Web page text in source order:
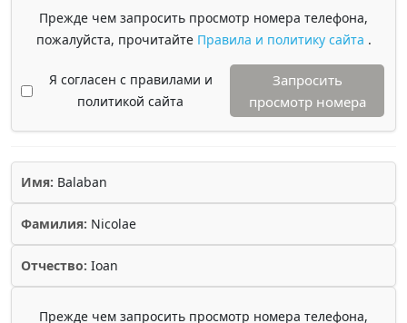
Прежде чем запросить просмотр номера телефона,
пожалуйста, прочитайте Правила и политику сайта .
Я согласен с правилами и
политикой сайта
Запросить
просмотр номера
Имя: Balaban
Фамилия: Nicolae
Отчество: Ioan
Прежде чем запросить просмотр номера телефона,